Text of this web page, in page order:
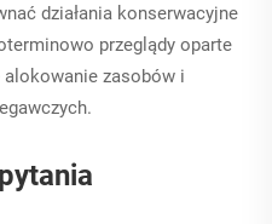
działania konserwacyjne
przeglądy oparte
zasobów i